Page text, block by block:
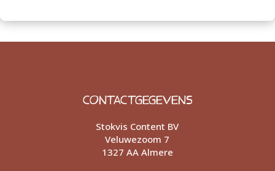
CONTACTGEGEVENS
Stokvis Content BV
Veluwezoom 7
1327 AA Almere